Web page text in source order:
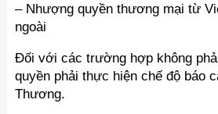
– Nhượng quyền thương mại từ
ngoài
Đối với các trường hợp không
quyền phải thực hiện chế độ báo
Thương.